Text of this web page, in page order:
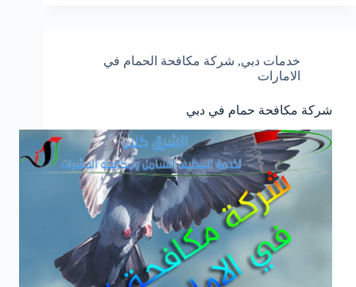
خدمات دبي, شركة مكافحة الحمام في
الامارات
شركة مكافحة حمام في دبي